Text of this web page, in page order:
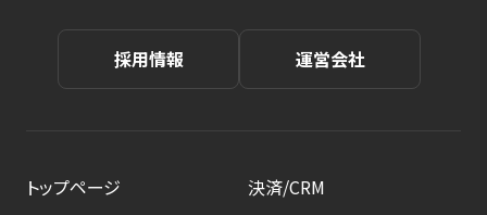
採用情報 運営会社
トップページ
決済/CRM